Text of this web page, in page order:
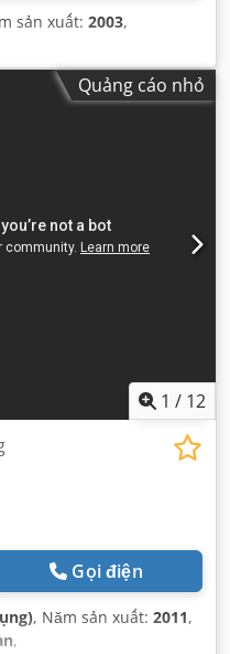
sản xuất: 2003,
Quảng cáo nhỏ
1 / 12
Gọi điện
, Năm sản xuất: 2011,
,